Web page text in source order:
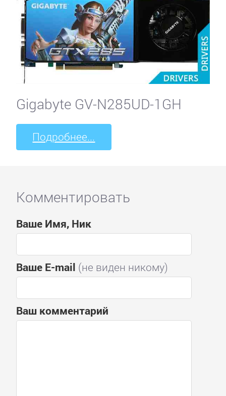
Gigabyte GV-N285UD-1GH
Подробнее...
Комментировать
Ваше Имя, Ник
Ваше E-mail (не виден никому)
Ваш комментарий